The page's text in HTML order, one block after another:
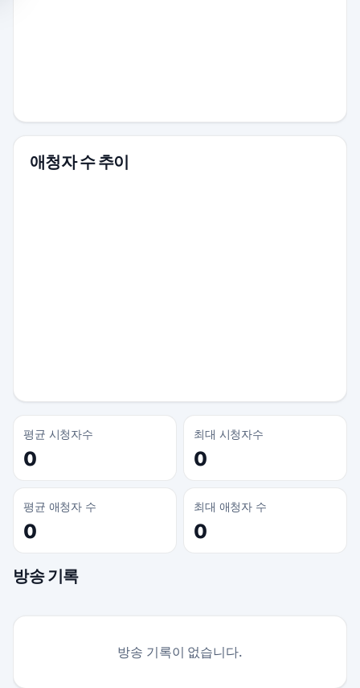
애청자 수 추이
평균 시청자수
0
최대 시청자수
0
평균 애청자 수
0
최대 애청자 수
0
방송 기록
방송 기록이 없습니다.